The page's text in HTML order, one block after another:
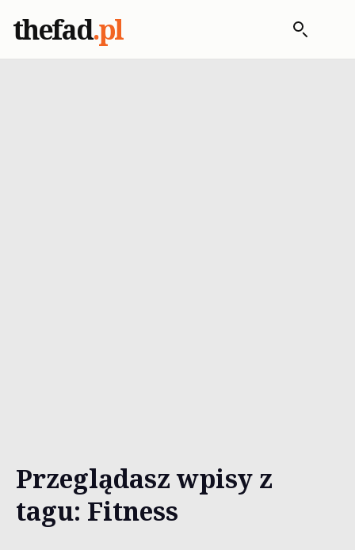
thefad.pl
Przeglądasz wpisy z
tagu: Fitness